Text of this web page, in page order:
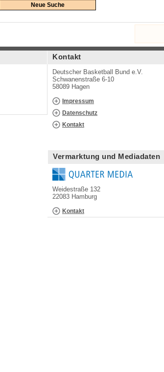
Neue Suche
Kontakt
Deutscher Basketball Bund e.V.
Schwanenstraße 6-10
58089 Hagen
Impressum
Datenschutz
Kontakt
Vermarktung und Mediadaten
Weidestraße 132
22083 Hamburg
Kontakt